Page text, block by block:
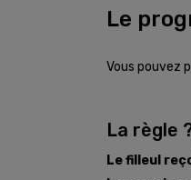
Le
Vous pouvez
La règle
Le filleul